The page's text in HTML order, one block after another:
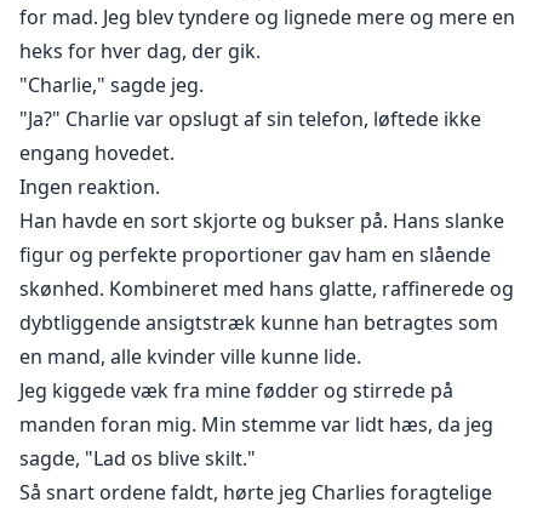
for mad. Jeg blev tyndere og lignede mere og mere en
heks for hver dag, der gik.
"Charlie," sagde jeg.
"Ja?" Charlie var opslugt af sin telefon, løftede ikke
engang hovedet.
Ingen reaktion.
Han havde en sort skjorte og bukser på. Hans slanke
figur og perfekte proportioner gav ham en slående
skønhed. Kombineret med hans glatte, raffinerede og
dybtliggende ansigtstræk kunne han betragtes som
en mand, alle kvinder ville kunne lide.
Jeg kiggede væk fra mine fødder og stirrede på
manden foran mig. Min stemme var lidt hæs, da jeg
sagde, "Lad os blive skilt."
Så snart ordene faldt, hørte jeg Charlies foragtelige